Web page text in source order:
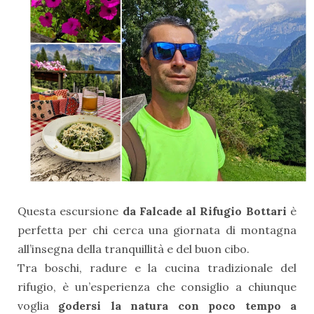
Questa escursione da Falcade al Rifugio Bottari è
perfetta per chi cerca una giornata di montagna
all’insegna della tranquillità e del buon cibo.
Tra boschi, radure e la cucina tradizionale del
rifugio, è un’esperienza che consiglio a chiunque
voglia godersi la natura con poco tempo a